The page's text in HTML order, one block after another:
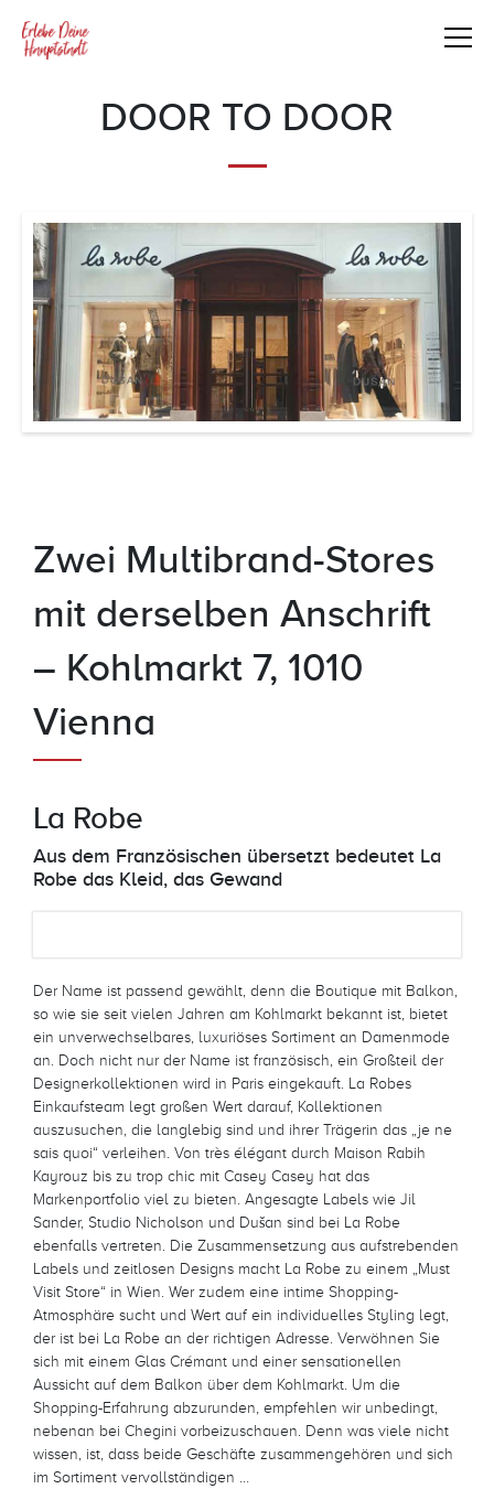
DOOR TO DOOR
Zwei Multibrand-Stores
mit derselben Anschrift
– Kohlmarkt 7, 1010
Vienna
La Robe
Aus dem Französischen übersetzt bedeutet La
Robe das Kleid, das Gewand
Der Name ist passend gewählt, denn die Boutique mit Balkon,
so wie sie seit vielen Jahren am Kohlmarkt bekannt ist, bietet
ein unverwechselbares, luxuriöses Sortiment an Damenmode
an. Doch nicht nur der Name ist französisch, ein Großteil der
Designerkollektionen wird in Paris eingekauft. La Robes
Einkaufsteam legt großen Wert darauf, Kollektionen
auszusuchen, die langlebig sind und ihrer Trägerin das „je ne
sais quoi“ verleihen. Von très élégant durch Maison Rabih
Kayrouz bis zu trop chic mit Casey Casey hat das
Markenportfolio viel zu bieten. Angesagte Labels wie Jil
Sander, Studio Nicholson und Dušan sind bei La Robe
ebenfalls vertreten. Die Zusammensetzung aus aufstrebenden
Labels und zeitlosen Designs macht La Robe zu einem „Must
Visit Store“ in Wien. Wer zudem eine intime Shopping-
Atmosphäre sucht und Wert auf ein individuelles Styling legt,
der ist bei La Robe an der richtigen Adresse. Verwöhnen Sie
sich mit einem Glas Crémant und einer sensationellen
Aussicht auf dem Balkon über dem Kohlmarkt. Um die
Shopping-Erfahrung abzurunden, empfehlen wir unbedingt,
nebenan bei Chegini vorbeizuschauen. Denn was viele nicht
wissen, ist, dass beide Geschäfte zusammengehören und sich
im Sortiment vervollständigen …